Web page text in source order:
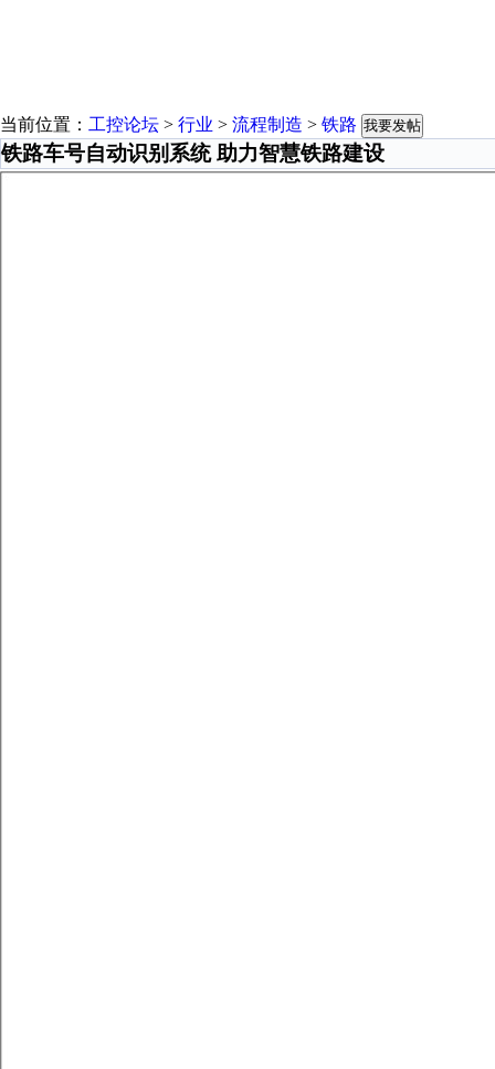
当前位置： 工控论坛 > 行业 > 流程制造 > 铁路 我要发帖
铁路车号自动识别系统 助力智慧铁路建设